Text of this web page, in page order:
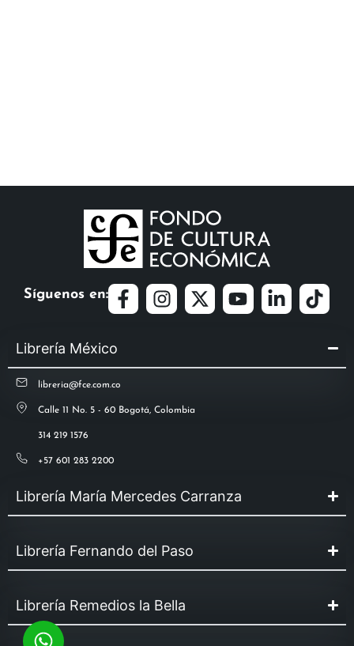
Síguenos en:
Librería México
libreria@fce.com.co
Calle 11 No. 5 - 60 Bogotá, Colombia
314 219 1576
+57 601 283 2200
Librería María Mercedes Carranza
Librería Fernando del Paso
Librería Remedios la Bella